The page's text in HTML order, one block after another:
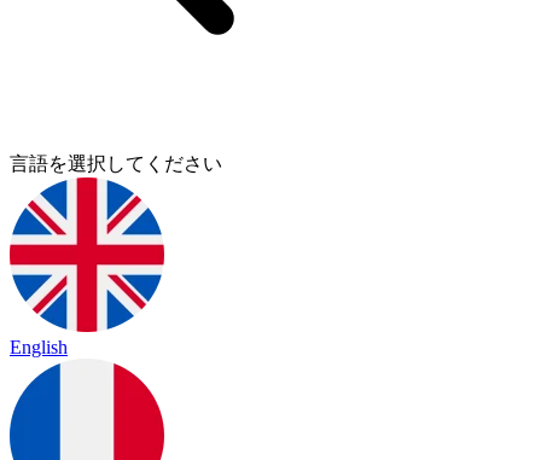
言語を選択してください
English